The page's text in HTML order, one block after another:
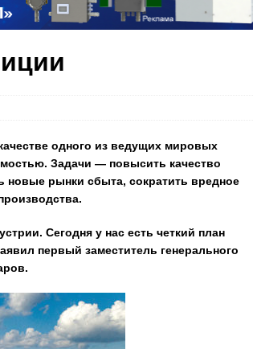
одного из ведущих мировых
Задачи — повысить качество
новые рынки сбыта, сократить вредное
Сегодня у нас есть четкий план
первый заместитель генерального